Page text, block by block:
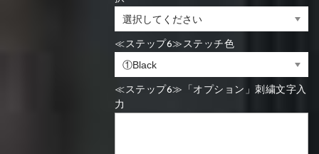
≪ステップ6≫ステッチ色
≪ステップ6≫「オプション」刺繍文字入
力